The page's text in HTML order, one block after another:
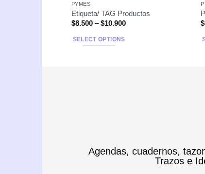
PYMES
Etiqueta/ TAG Productos
$8.500–$10.900
SELECT OPTIONS
$
Agendas, cuadernos,
Trazos e